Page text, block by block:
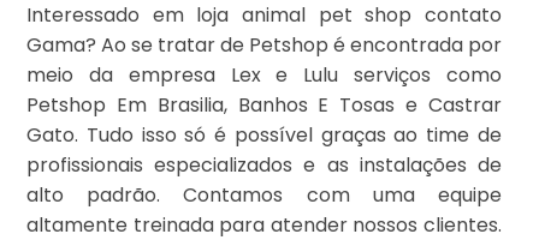
Interessado em loja animal pet shop contato
Gama? Ao se tratar de Petshop é encontrada por
meio da empresa Lex e Lulu serviços como
Petshop Em Brasilia, Banhos E Tosas e Castrar
Gato. Tudo isso só é possível graças ao time de
profissionais especializados e as instalações de
alto padrão. Contamos com uma equipe
altamente treinada para atender nossos clientes.